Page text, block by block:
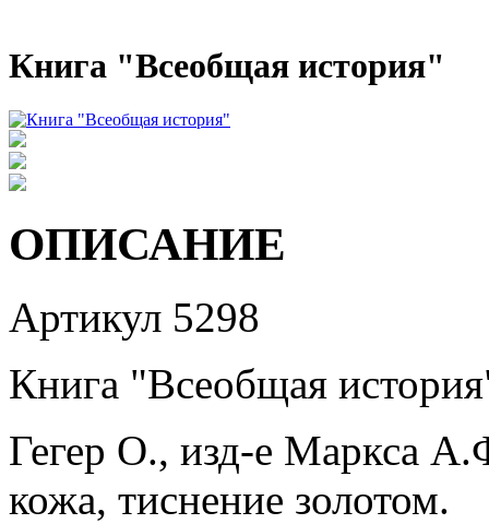
Книга "Всеобщая история"
ОПИСАНИЕ
Артикул 5298
Книга "Всеобщая
Гегер О., изд-е Маркса
кожа, тиснение золотом.